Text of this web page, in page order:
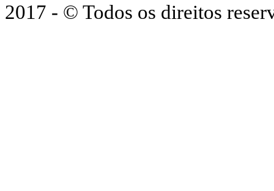
2017 - © Todos os direitos